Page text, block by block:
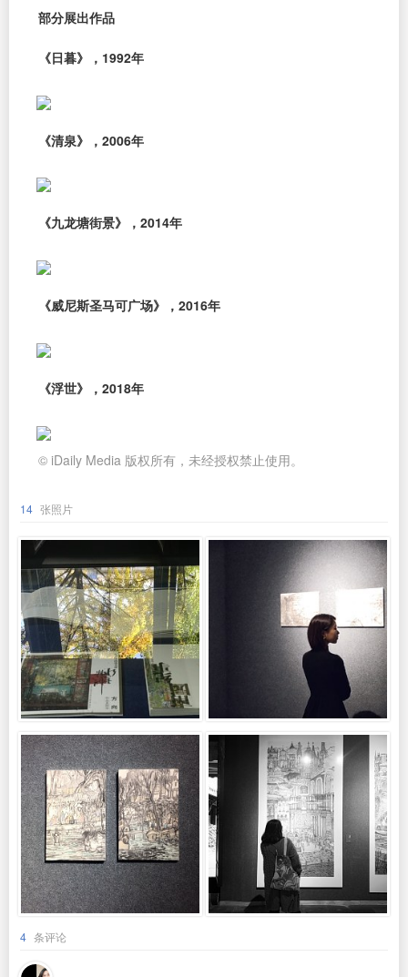
部分展出作品
《日暮》，1992年
《清泉》，2006年
《九龙塘街景》，2014年
《威尼斯圣马可广场》，2016年
《浮世》，2018年
© iDaily Media 版权所有，未经授权禁止使用。
14 张照片
4 条评论